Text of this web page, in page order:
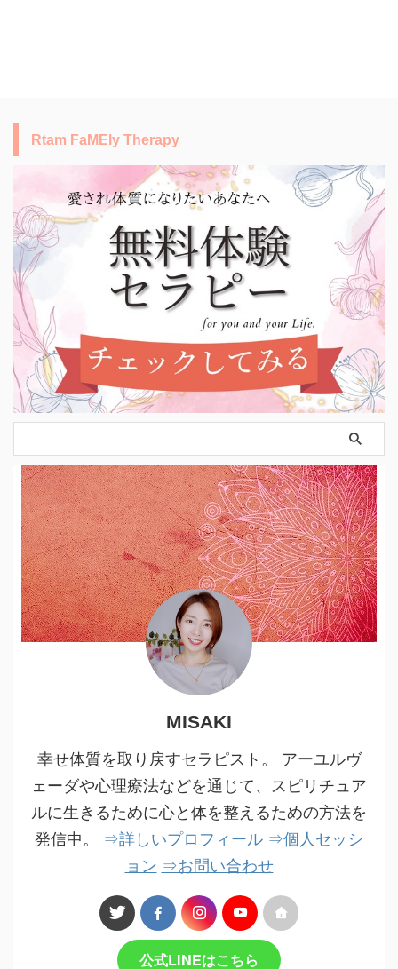
Rtam FaMEly Therapy
MISAKI
幸せ体質を取り戻すセラピスト。 アーユルヴ
ェーダや心理療法などを通じて、スピリチュア
ルに生きるために心と体を整えるための方法を
発信中。 ⇒詳しいプロフィール ⇒個人セッシ
ョン ⇒お問い合わせ
公式LINEはこちら